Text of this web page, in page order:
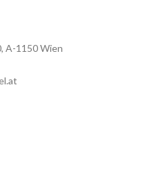
A-1150 Wien